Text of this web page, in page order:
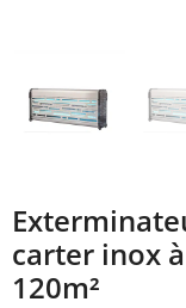
carter inox
120m²